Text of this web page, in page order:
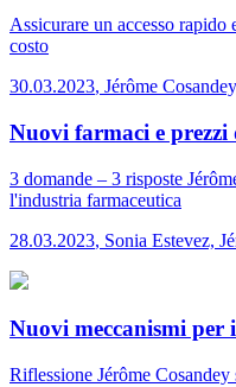
Assicurare un accesso
costo
30.03.2023, Jérôme
Nuovi farmaci e prezzi
3 domande – 3 risposte
l'industria farmaceutica
28.03.2023, Sonia Estevez,
Nuovi meccanismi per
Riflessione Jérôme